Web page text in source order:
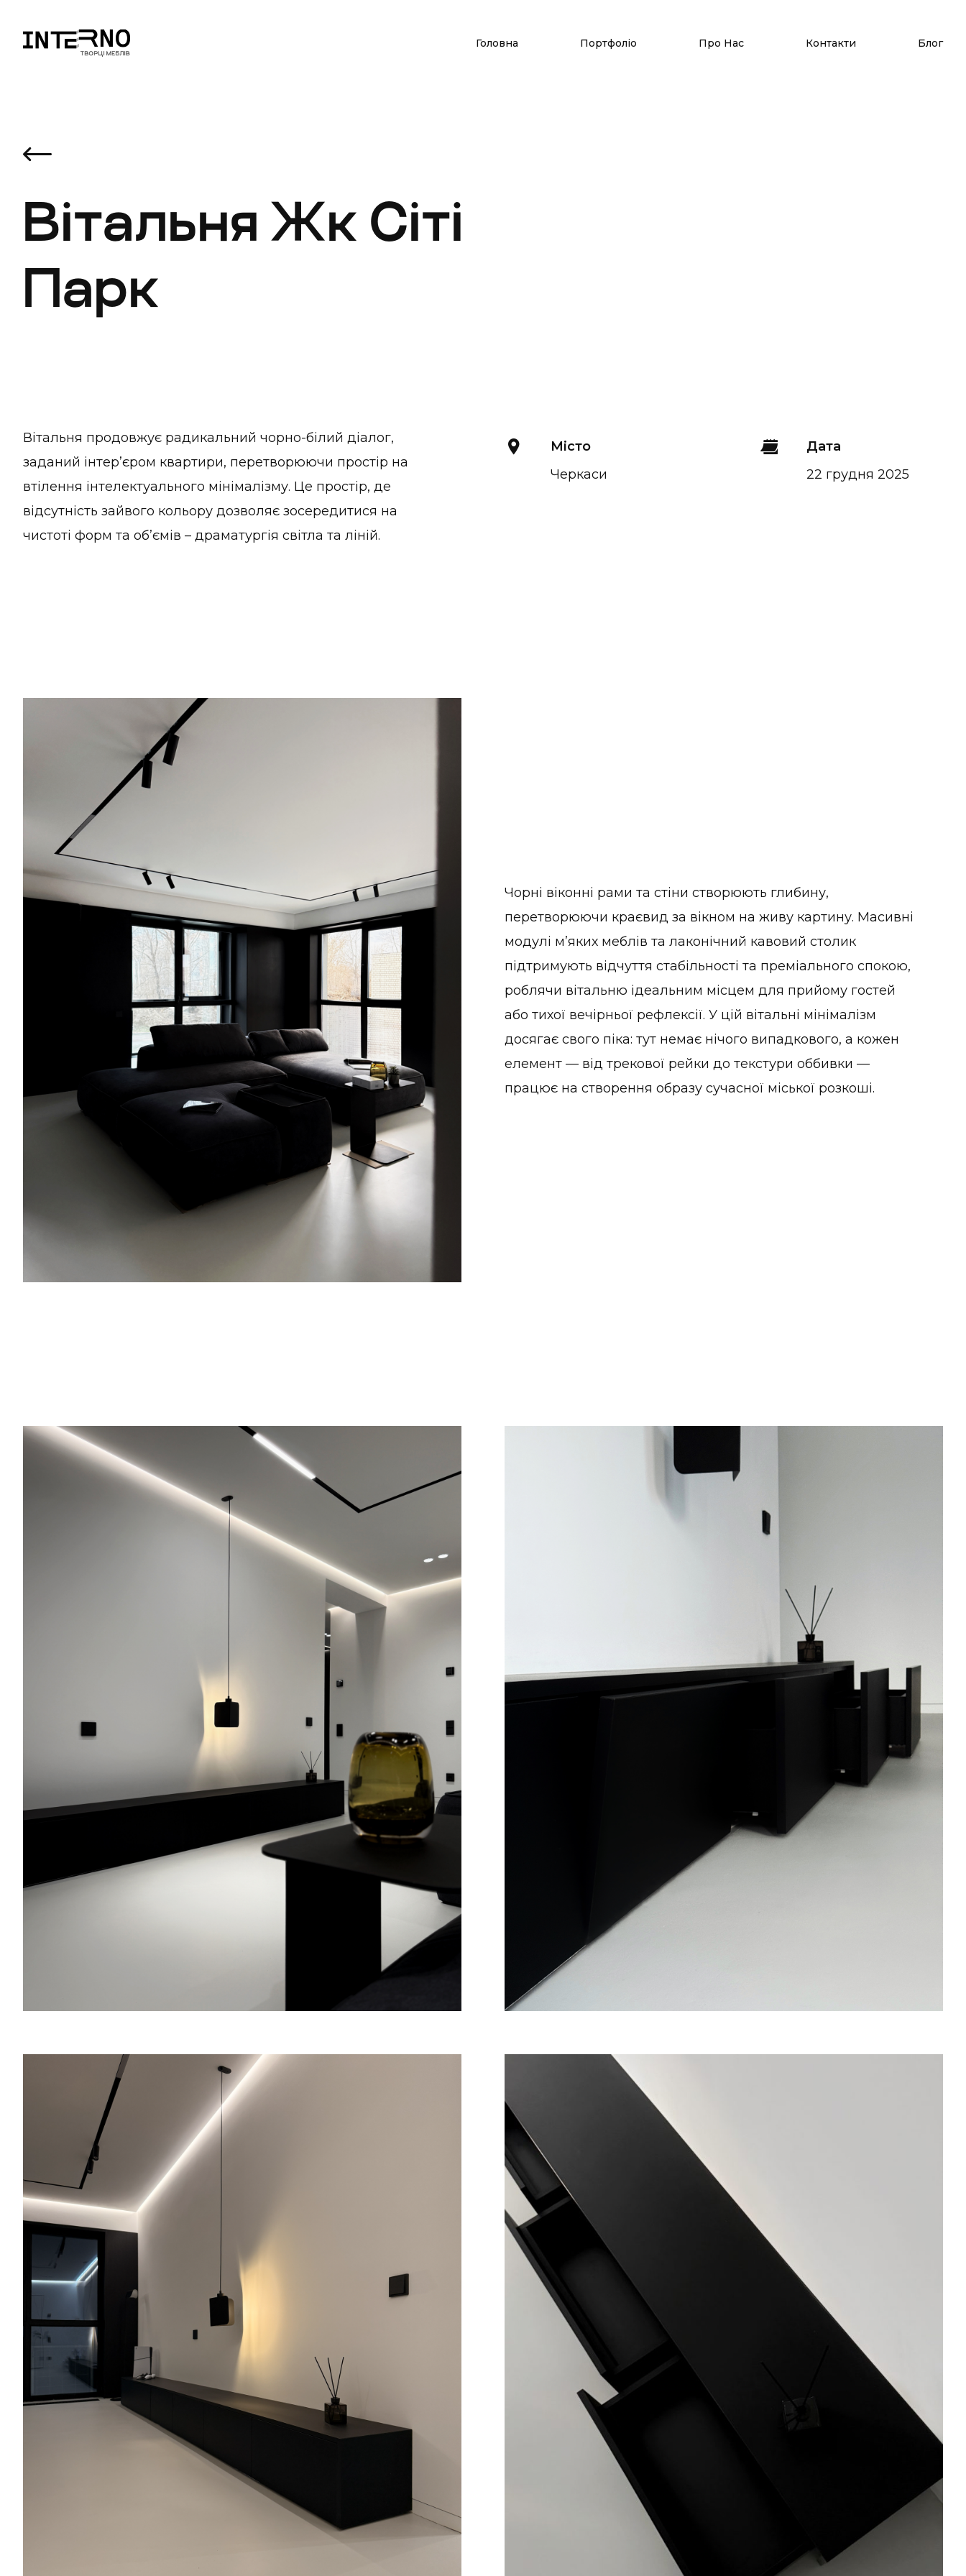
Головна Портфоліо Про Нас Контакти Блог
Вітальня Жк Сіті
Парк
Вітальня продовжує радикальний чорно-білий діалог,
заданий інтер’єром квартири, перетворюючи простір на
втілення інтелектуального мінімалізму. Це простір, де
відсутність зайвого кольору дозволяє зосередитися на
чистоті форм та об’ємів – драматургія світла та ліній.
Місто
Черкаси
Дата
22 грудня 2025
Чорні віконні рами та стіни створюють глибину,
перетворюючи краєвид за вікном на живу картину. Масивні
модулі м’яких меблів та лаконічний кавовий столик
підтримують відчуття стабільності та преміального спокою,
роблячи вітальню ідеальним місцем для прийому гостей
або тихої вечірньої рефлексії. У цій вітальні мінімалізм
досягає свого піка: тут немає нічого випадкового, а кожен
елемент — від трекової рейки до текстури оббивки —
працює на створення образу сучасної міської розкоші.